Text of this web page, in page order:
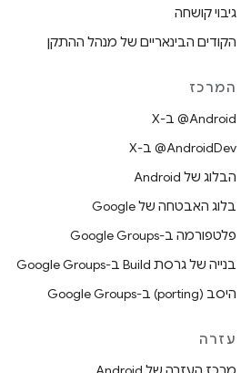
גיבוי קושחה
הקודים הבינאריים של מנהל ההתקן
המרכז
‫‎@Android ב-X
‫‎@AndroidDev ב-X
הבלוג של Android
בלוג האבטחה של Google
פלטפורמה ב-Google Groups
בנייה של גרסת Build ב-Google Groups
היסב (porting) ב-Google Groups
עזרה